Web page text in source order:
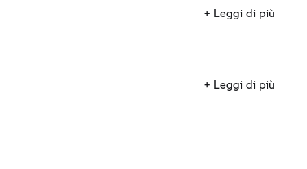
+ Leggi di più
+ Leggi di più